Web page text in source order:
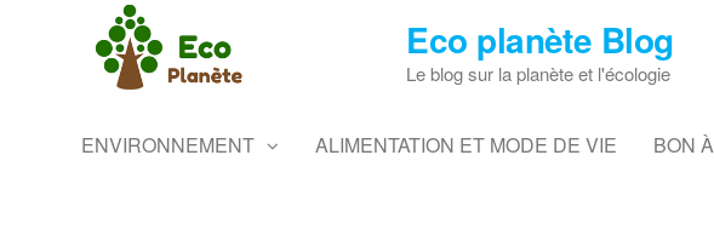
Eco planète Blog
Le blog sur la planète et l'écologie
ENVIRONNEMENT ALIMENTATION ET MODE DE VIE BON